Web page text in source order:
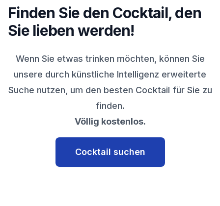
Finden Sie den Cocktail, den
Sie lieben werden!
Wenn Sie etwas trinken möchten, können Sie
unsere durch künstliche Intelligenz erweiterte
Suche nutzen, um den besten Cocktail für Sie zu
finden.
Völlig kostenlos.
Cocktail suchen